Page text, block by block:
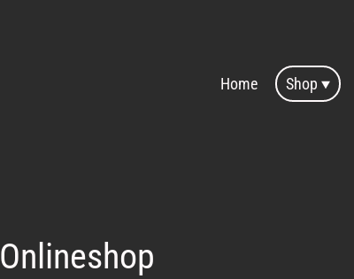
Home Shop
Onlineshop